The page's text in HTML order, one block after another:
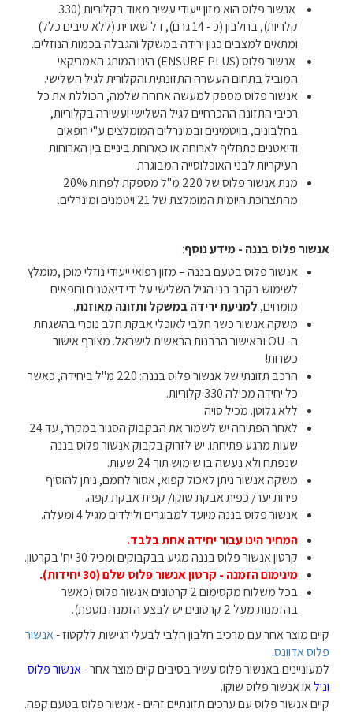
אנשור פלוס הוא מזון ייעודי עשיר מאוד בקלוריות (330
קלריות), בחלבון (כ - 14 גרם), דל שארית (ללא סיבים כלל)
ומתאים למצבים כגון ירידה במשקל והגבלה בכמות הנוזלים.
אנשור פלוס (ENSURE PLUS) הינו המותג האמריקאי
המוביל בתחום העשרה התזונתית והקלורית לגיל השלישי.
אנשור פלוס מספק למעשה ארוחה שלמה, הכוללת את כל
רכיבי התזונה ההכרחיים לגיל השלישי ועשירה בקלוריות,
בחלבונים, בויטמינים ובמינרלים המומלצים ע"י רופאים
ודיאטנים כתחליף לארוחה או כארוחת ביניים בין הארוחות
העיקריות לבני האוכלוסייה המבוגרת.
מנת אנשור פלוס של 220 מ"ל מספקת לפחות 20%
מהתצרוכת היומית המומלצת של 21 ויטמנים ומינרלים.
אנשור פלוס בננה - מידע נוסף:
אנשור פלוס בטעם בננה – מזון רפואי ייעודי נוזלי מוכן ,מומלץ
לשימוש בקרב בני הגיל השלישי על ידי דיאטנים ורופאים
מומחים, למניעת ירידה במשקל ותזונה מאוזנת.
משקה אנשור כשר חלבי לאוכלי אבקת חלב נוכרי בהשגחת
ה- OU ובאישור הרבנות הראשית לישראל. מצורף אישור
כשרות!
הרכב תזונתי של אנשור פלוס בננה: 220 מ"ל ביחידה, כאשר
כל יחידה מכילה 330 קלוריות.
ללא גלוטן. מכיל סויה.
לאחר הפתיחה יש לשמור את הבקבוק הסגור במקרר, עד 24
שעות מרגע פתיחתו. יש לזרוק בקבוק אנשור פלוס בננה
שנפתח ולא נעשה בו שימוש תוך 24 שעות.
משקה אנשור ניתן לאכול קפוא, אסור לחמם, ניתן להוסיף
פירות יער/ כפית אבקת שוקו/ קפית אבקת קפה.
אנשור פלוס בננה מיועד למבוגרים ולילדים מגיל 4 ומעלה.
המחיר הינו עבור יחידה אחת בלבד.
קרטון אנשור פלוס בננה מגיע בבקבוקים ומכיל 30 יח' בקרטון.
מינימום הזמנה - קרטון אנשור פלוס שלם (30 יחידות).
בכל משלוח מקסימום 2 קרטונים אנשור פלוס (כאשר
בהזמנות מעל 2 קרטונים יש לבצע הזמנה נוספת).
קיים מוצר אחר עם מרכיב חלבון חלבי לבעלי רגישות ללקטוז -אנשור
פלוס אדוונס.
למעוניינים באנשור פלוס עשיר בסיבים קיים מוצר אחר -אנשור פלוס
ונילאו אנשור פלוס שוקו.
קיים אנשור פלוס עם ערכים תזונתיים זהים - אנשור פלוס בטעם קפה.